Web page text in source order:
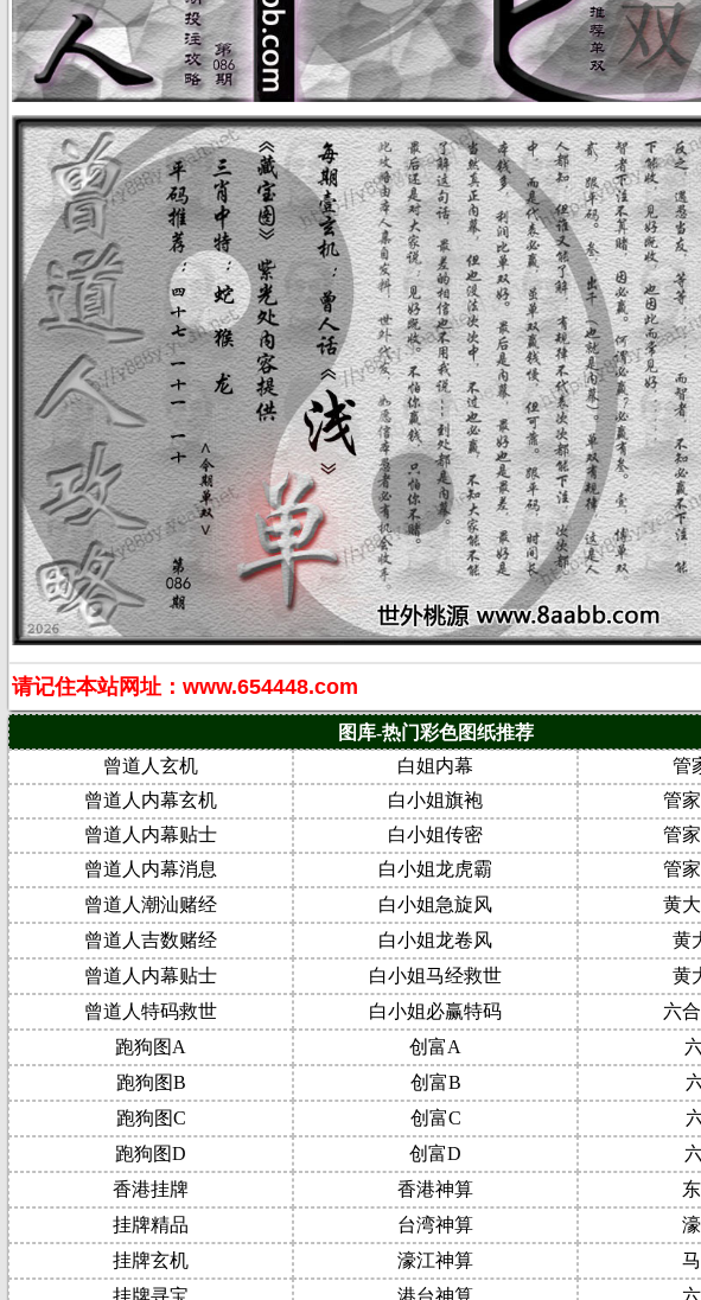
请记住本站网址：www.654448.com
图库-热门彩色图纸推荐
曾道人玄机
白姐内幕
管
曾道人内幕玄机
白小姐旗袍
管
曾道人内幕贴士
白小姐传密
管
曾道人内幕消息
白小姐龙虎霸
管
曾道人潮汕赌经
白小姐急旋风
黄
曾道人吉数赌经
白小姐龙卷风
黄
曾道人内幕贴士
白小姐马经救世
黄
曾道人特码救世
白小姐必赢特码
六
跑狗图A
创富A
跑狗图B
创富B
跑狗图C
创富C
跑狗图D
创富D
香港挂牌
香港神算
挂牌精品
台湾神算
挂牌玄机
濠江神算
挂牌寻宝
港台神算